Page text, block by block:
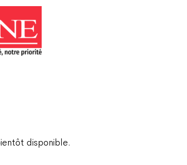
disponible.